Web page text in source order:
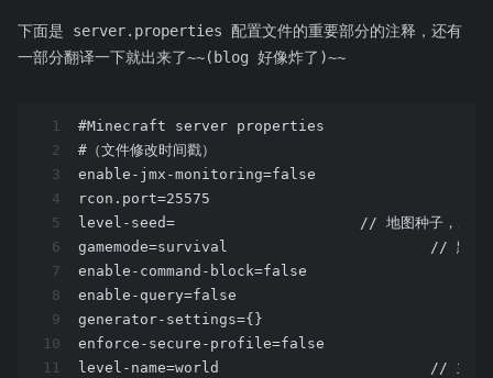
下面是 server.properties 配置文件的重要部分的注释，还有
一部分翻译一下就出来了~~(blog 好像炸了)~~
1
2
3
4
5
6
7
8
9
10
11
#Minecraft server properties
#（文件修改时间戳）
enable-jmx-monitoring=false
rcon.port=25575
level-seed=			// 地图种子，空
enable-query=false
generator-settings={}
level-